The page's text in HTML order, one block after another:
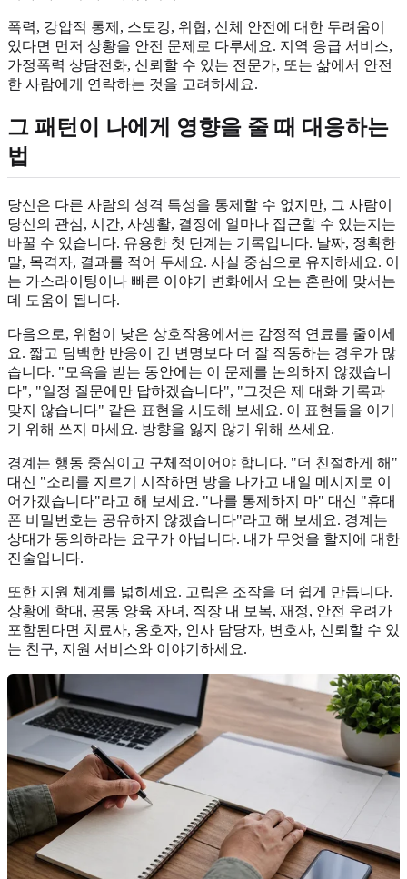
폭력, 강압적 통제, 스토킹, 위협, 신체 안전에 대한 두려움이
있다면 먼저 상황을 안전 문제로 다루세요. 지역 응급 서비스,
가정폭력 상담전화, 신뢰할 수 있는 전문가, 또는 삶에서 안전
한 사람에게 연락하는 것을 고려하세요.
그 패턴이 나에게 영향을 줄 때 대응하는
법
당신은 다른 사람의 성격 특성을 통제할 수 없지만, 그 사람이
당신의 관심, 시간, 사생활, 결정에 얼마나 접근할 수 있는지는
바꿀 수 있습니다. 유용한 첫 단계는 기록입니다. 날짜, 정확한
말, 목격자, 결과를 적어 두세요. 사실 중심으로 유지하세요. 이
는 가스라이팅이나 빠른 이야기 변화에서 오는 혼란에 맞서는
데 도움이 됩니다.
다음으로, 위험이 낮은 상호작용에서는 감정적 연료를 줄이세
요. 짧고 담백한 반응이 긴 변명보다 더 잘 작동하는 경우가 많
습니다. "모욕을 받는 동안에는 이 문제를 논의하지 않겠습니
다", "일정 질문에만 답하겠습니다", "그것은 제 대화 기록과
맞지 않습니다" 같은 표현을 시도해 보세요. 이 표현들을 이기
기 위해 쓰지 마세요. 방향을 잃지 않기 위해 쓰세요.
경계는 행동 중심이고 구체적이어야 합니다. "더 친절하게 해"
대신 "소리를 지르기 시작하면 방을 나가고 내일 메시지로 이
어가겠습니다"라고 해 보세요. "나를 통제하지 마" 대신 "휴대
폰 비밀번호는 공유하지 않겠습니다"라고 해 보세요. 경계는
상대가 동의하라는 요구가 아닙니다. 내가 무엇을 할지에 대한
진술입니다.
또한 지원 체계를 넓히세요. 고립은 조작을 더 쉽게 만듭니다.
상황에 학대, 공동 양육 자녀, 직장 내 보복, 재정, 안전 우려가
포함된다면 치료사, 옹호자, 인사 담당자, 변호사, 신뢰할 수 있
는 친구, 지원 서비스와 이야기하세요.